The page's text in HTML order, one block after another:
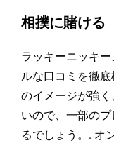
相撲に賭ける
ラッキーニッキ
ルな口コミを徹
のイメージが強
いので、一部の
るでしょう。. オ